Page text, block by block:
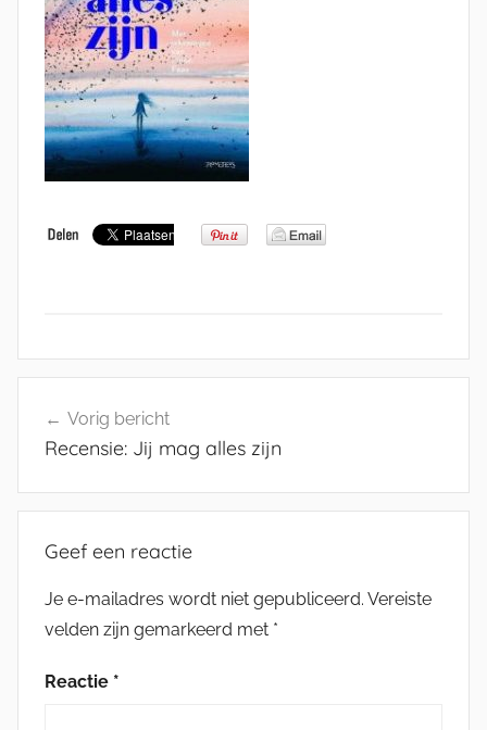
navigatie
Vorig bericht
Recensie: Jij mag alles zijn
Geef een reactie
Je e-mailadres wordt niet gepubliceerd. Vereiste
velden zijn gemarkeerd met *
Reactie *